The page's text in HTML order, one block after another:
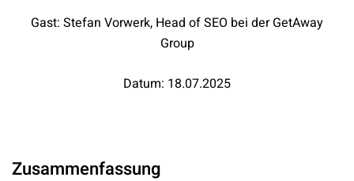
Gast: Stefan Vorwerk, Head of SEO bei der GetAway
Group
Datum: 18.07.2025
Zusammenfassung